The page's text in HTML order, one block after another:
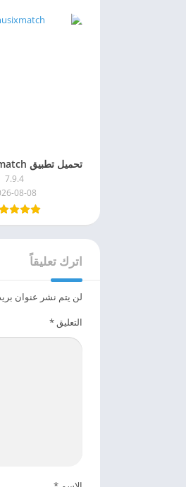
7.9.4
08-08
اترك تعليقاً
لن يتم نشر عنوان
التعليق*